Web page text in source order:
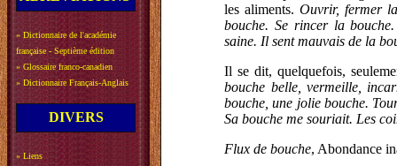
» Dictionnaire de l'académie
française - Septième édition
» Glossaire franco-canadien
» Dictionnaire Français-Anglais
DIVERS
» Liens
les aliments. Ouvrir, fermer
bouche. Se rincer la
saine. Il sent mauvais de la
Il se dit, quelquefois,
bouche belle, vermeille,
bouche, une jolie bouche.
Sa bouche me souriait. Les
Flux de bouche, Abondance